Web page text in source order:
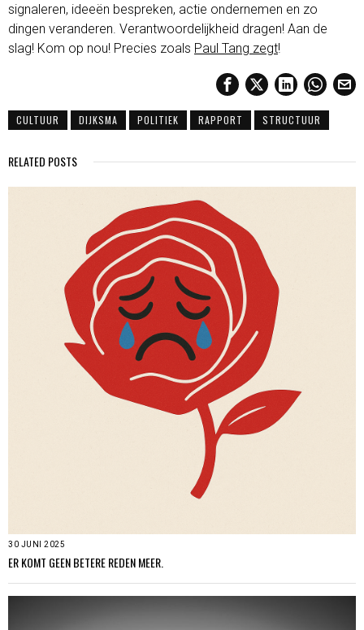
signaleren, ideeën bespreken, actie ondernemen en zo
dingen veranderen. Verantwoordelijkheid dragen! Aan de
slag! Kom op nou! Precies zoals Paul Tang zegt!
CULTUUR DIJKSMA POLITIEK RAPPORT STRUCTUUR
RELATED POSTS
30 JUNI 2025
ER KOMT GEEN BETERE REDEN MEER.